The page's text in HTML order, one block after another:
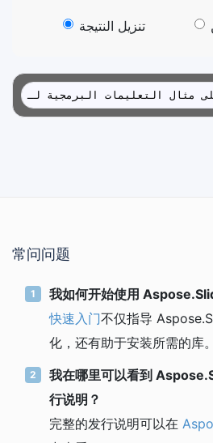
تنزيل النتيجة
常问问题
我如何开始使用
快速入门不仅指导
化，还有助于安装所需的库。
我在哪里可以看到
行说明？
完整的发行说明可以在